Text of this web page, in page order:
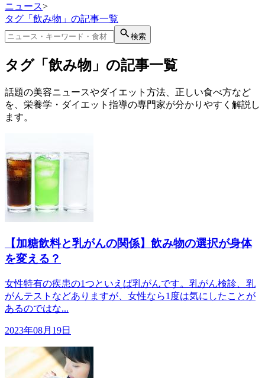
ニュース>
タグ「飲み物」の記事一覧
検索
タグ「飲み物」の記事一覧
話題の美容ニュースやダイエット方法、正しい食べ方など
を、栄養学・ダイエット指導の専門家が分かりやすく解説し
ます。
【加糖飲料と乳がんの関係】飲み物の選択が身体
を変える？
女性特有の疾患の1つといえば乳がんです。乳がん検診、乳
がんテストなどありますが、女性なら1度は気にしたことが
あるのではな...
2023年08月19日